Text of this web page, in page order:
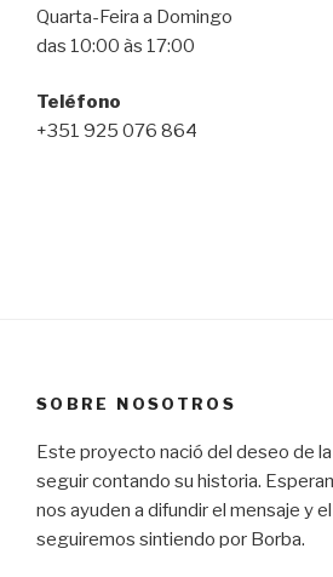
Quarta-Feira a Domingo
das 10:00 às 17:00
Teléfono
+351 925 076 864
SOBRE NOSOTROS
Este proyecto nació del deseo de
seguir contando su historia.
nos ayuden a difundir el mensaje y
seguiremos sintiendo por Borba.